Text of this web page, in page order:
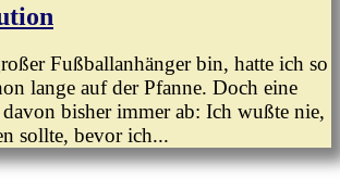
Fußballanhänger bin, hatte ich so
lange auf der Pfanne. Doch eine
bisher immer ab: Ich wußte nie,
sollte, bevor ich...